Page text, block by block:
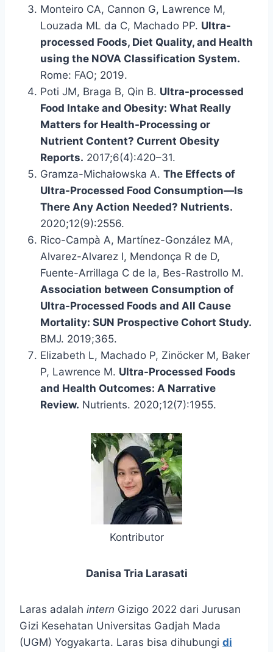
Monteiro CA, Cannon G, Lawrence M,
Louzada ML da C, Machado PP. Ultra-
processed Foods, Diet Quality, and Health
using the NOVA Classification System.
Rome: FAO; 2019.
Poti JM, Braga B, Qin B. Ultra-processed
Food Intake and Obesity: What Really
Matters for Health-Processing or
Nutrient Content? Current Obesity
Reports. 2017;6(4):420–31.
Gramza-Michałowska A. The Effects of
Ultra-Processed Food Consumption—Is
There Any Action Needed? Nutrients.
2020;12(9):2556.
Rico-Campà A, Martínez-González MA,
Alvarez-Alvarez I, Mendonça R de D,
Fuente-Arrillaga C de la, Bes-Rastrollo M.
Association between Consumption of
Ultra-Processed Foods and All Cause
Mortality: SUN Prospective Cohort Study.
BMJ. 2019;365.
Elizabeth L, Machado P, Zinöcker M, Baker
P, Lawrence M. Ultra-Processed Foods
and Health Outcomes: A Narrative
Review. Nutrients. 2020;12(7):1955.
Kontributor
Danisa Tria Larasati
Laras adalah intern Gizigo 2022 dari Jurusan
Gizi Kesehatan Universitas Gadjah Mada
(UGM) Yogyakarta. Laras bisa dihubungi di